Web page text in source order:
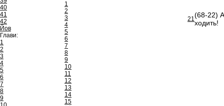
40
41
42
Йов
Глави:
1
2
3
4
5
6
7
8
9
1
2
3
4
5
6
7
8
9
10
11
12
13
14
15
21(68-22)
ходить!